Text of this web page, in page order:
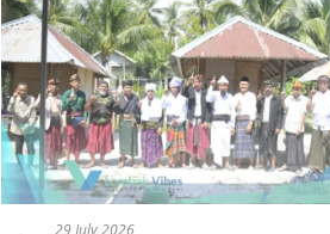
29 July 2026